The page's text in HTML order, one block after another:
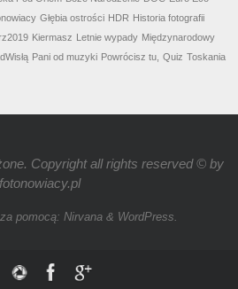
Głębia ostrości HDR Historia fotografii
Kiermasz Letnie wypady Międzynarodowy
Pani od muzyki Powrócisz tu, Quiz Toskania
Copyright all rights reserved © by
fotonowiacy.pl
pomocą: Nirvana & WordPress.